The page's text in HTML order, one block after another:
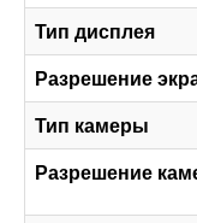
Тип дисплея
Разрешение
Тип камеры
Разрешение